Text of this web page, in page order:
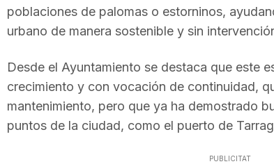
poblaciones de palomas o estorninos,
urbano de manera sostenible y sin
Desde el Ayuntamiento se destaca que este
crecimiento y con vocación de continuidad,
mantenimiento, pero que ya ha demostrado
puntos de la ciudad, como el puerto de
PUBLICITAT